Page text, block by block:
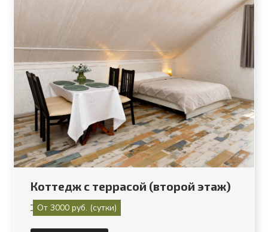
Коттедж с террасой (второй этаж)
От 3000 руб. (сутки)